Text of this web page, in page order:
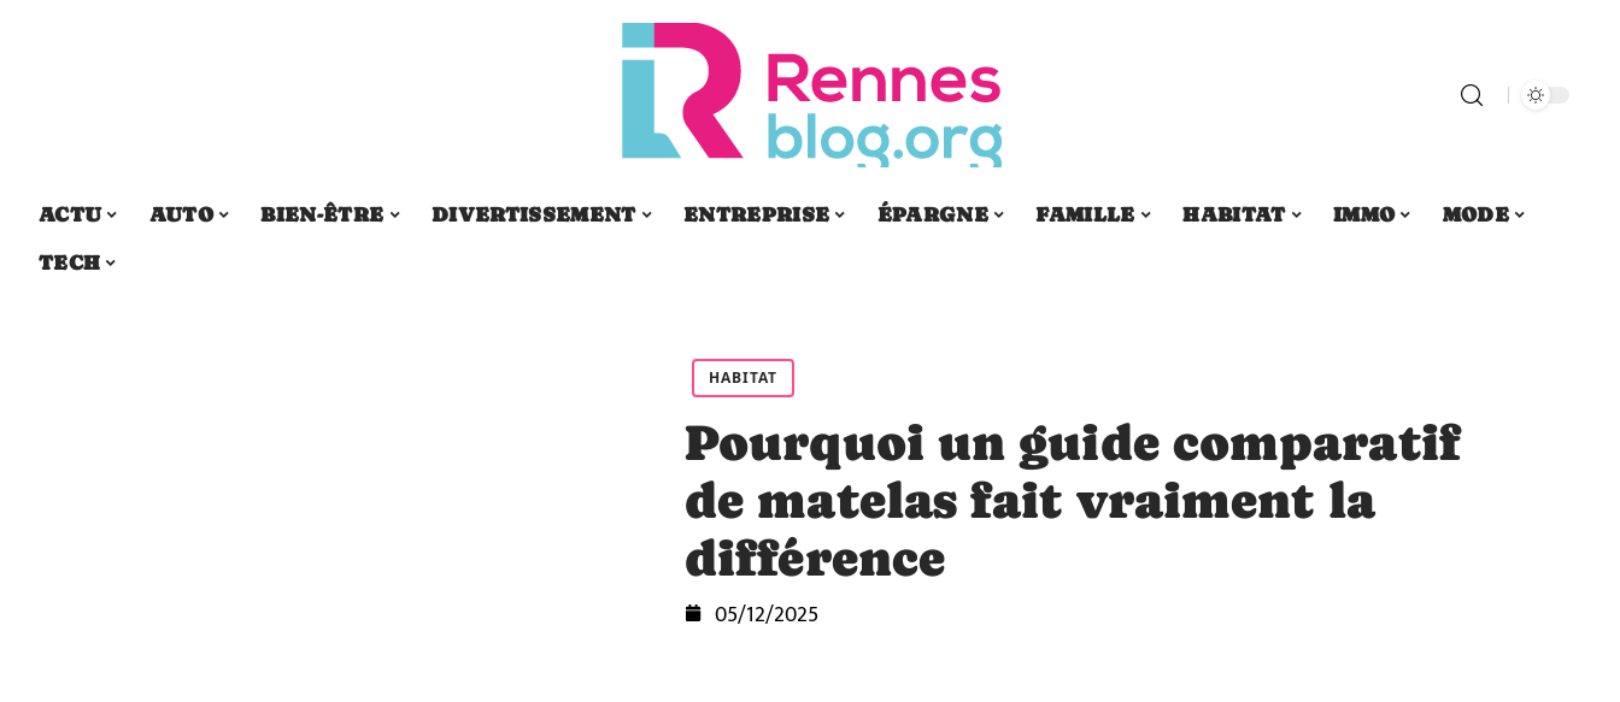
ACTU AUTO BIEN-ÊTRE DIVERTISSEMENT ENTREPRISE ÉPARGNE FAMILLE HABITAT IMMO
MODE
TECH
HABITAT
Pourquoi un guide comparatif
de matelas fait vraiment la
différence
05/12/2025